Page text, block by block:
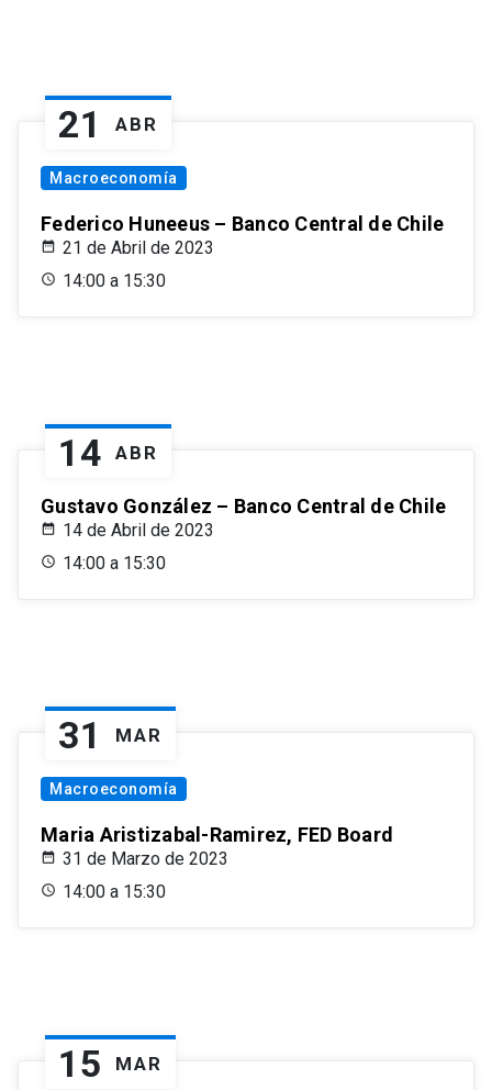
21 ABR
Macroeconomía
Federico Huneeus – Banco Central de Chile
21 de Abril de 2023
14:00 a 15:30
14 ABR
Gustavo González – Banco Central de Chile
14 de Abril de 2023
14:00 a 15:30
31 MAR
Macroeconomía
Maria Aristizabal-Ramirez, FED Board
31 de Marzo de 2023
14:00 a 15:30
15 MAR